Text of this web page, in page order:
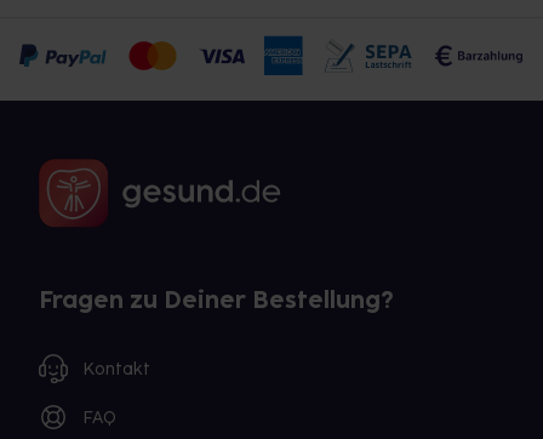
Fragen zu Deiner Bestellung?
Kontakt
FAQ